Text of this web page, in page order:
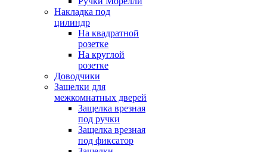
Накладка под
цилиндр
На квадратной
розетке
На круглой
розетке
Доводчики
Защелки для
межкомнатных дверей
Защелка врезная
под ручки
Защелка врезная
под фиксатор